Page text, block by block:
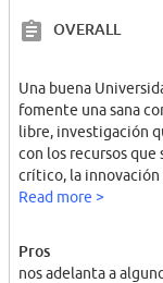
OVERALL
Una buena
fomente una sana
libre, investigación
con los recursos
crítico, la innovación
Read more >
Pros
nos adelanta a